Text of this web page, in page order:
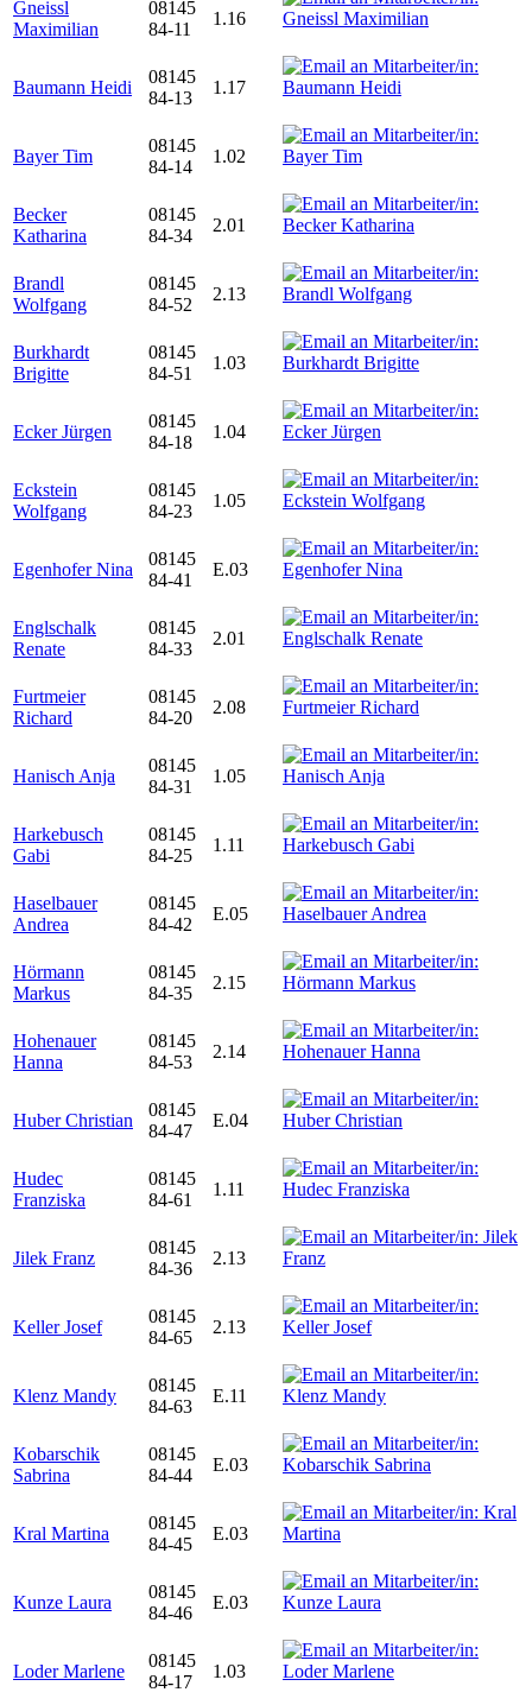
Gneissl
Maximilian
08145
84-11
1.16
Baumann Heidi
08145
84-13
1.17
Bayer Tim
08145
84-14
1.02
Becker
Katharina
08145
84-34
2.01
Brandl
Wolfgang
08145
84-52
2.13
Burkhardt
Brigitte
08145
84-51
1.03
Ecker Jürgen
08145
84-18
1.04
Eckstein
Wolfgang
08145
84-23
1.05
Egenhofer Nina
08145
84-41
E.03
Englschalk
Renate
08145
84-33
2.01
Furtmeier
Richard
08145
84-20
2.08
Hanisch Anja
08145
84-31
1.05
Harkebusch
Gabi
08145
84-25
1.11
Haselbauer
Andrea
08145
84-42
E.05
Hörmann
Markus
08145
84-35
2.15
Hohenauer
Hanna
08145
84-53
2.14
Huber Christian
08145
84-47
E.04
Hudec
Franziska
08145
84-61
1.11
Jilek Franz
08145
84-36
2.13
Keller Josef
08145
84-65
2.13
Klenz Mandy
08145
84-63
E.11
Kobarschik
Sabrina
08145
84-44
E.03
Kral Martina
08145
84-45
E.03
Kunze Laura
08145
84-46
E.03
Loder Marlene
08145
84-17
1.03